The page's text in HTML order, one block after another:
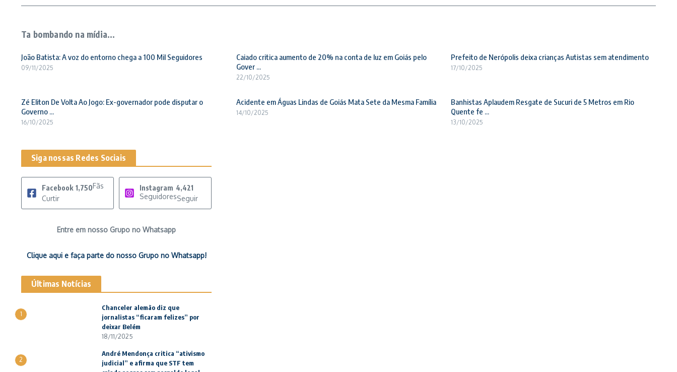
Ta bombando na mídia...
João Batista: A voz do entorno chega a 100 Mil Seguidores
09/11/2025
Caiado critica aumento de 20% na conta de luz em Goiás pelo
Gover ...
22/10/2025
Prefeito de Nerópolis deixa crianças Autistas sem atendimento
17/10/2025
Zé Eliton De Volta Ao Jogo: Ex-governador pode disputar o
Governo ...
16/10/2025
Acidente em Águas Lindas de Goiás Mata Sete da Mesma Família
14/10/2025
Banhistas Aplaudem Resgate de Sucuri de 5 Metros em Rio
Quente fe ...
13/10/2025
Siga nossas Redes Sociais
Facebook 1,750Fãs
Curtir
Instagram 4,421
SeguidoresSeguir
Entre em nosso Grupo no Whatsapp
Clique aqui e faça parte do nosso Grupo no Whatsapp!
Últimas Notícias
1
Chanceler alemão diz que
jornalistas “ficaram felizes” por
deixar Belém
18/11/2025
2
André Mendonça critica “ativismo
judicial” e afirma que STF tem